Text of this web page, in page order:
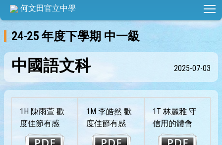
何文田官立中學
24-25 年度下學期 中一級
中國語文科 2025-07-03
1H 陳雨萱 歡
度佳節有感
1M 李皓然 歡
度佳節有感
1T 林麗雅 守
信用的體會